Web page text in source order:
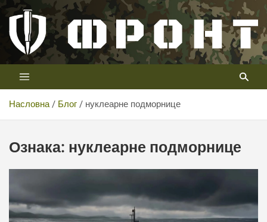
Скип
цонтент
Телевизија ФРОНТ
Први војни канал у Србији
Насловна Блог нуклеарне подморнице
Ознака: нуклеарне подморнице